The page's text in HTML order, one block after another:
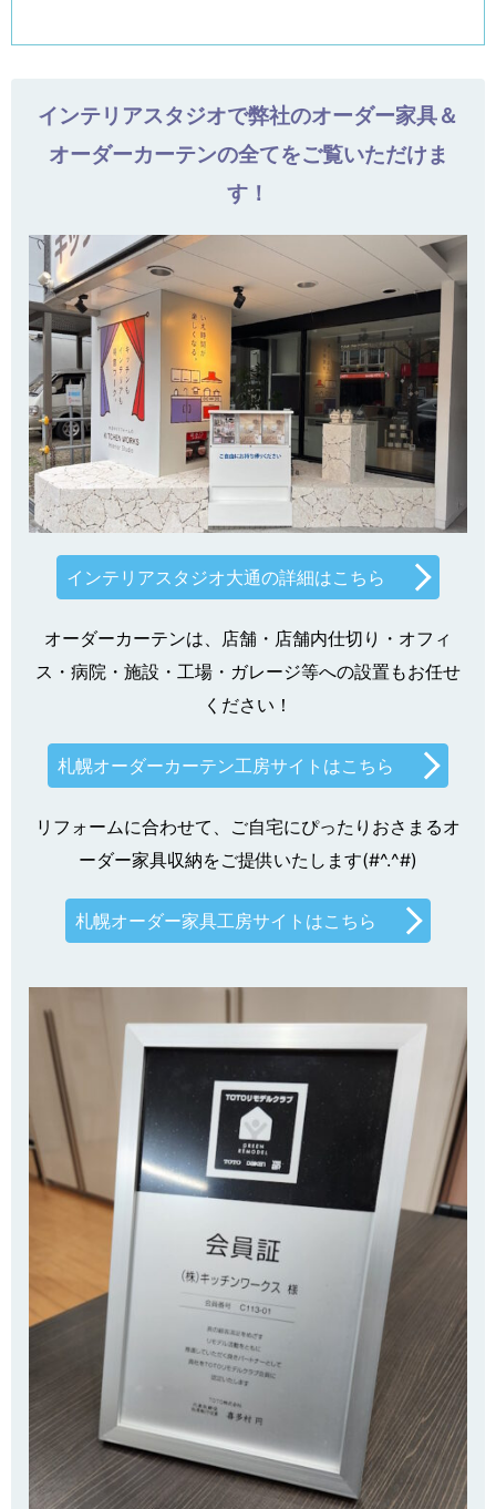
インテリアスタジオで弊社のオーダー家具＆
オーダーカーテンの全てをご覧いただけま
す！
インテリアスタジオ大通の詳細はこちら
オーダーカーテンは、店舗・店舗内仕切り・オフィ
ス・病院・施設・工場・ガレージ等への設置もお任せ
ください！
札幌オーダーカーテン工房サイトはこちら
リフォームに合わせて、ご自宅にぴったりおさまるオ
ーダー家具収納をご提供いたします(#^.^#)
札幌オーダー家具工房サイトはこちら